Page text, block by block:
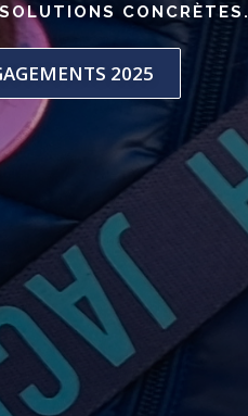
CONCRÈTES.
2025